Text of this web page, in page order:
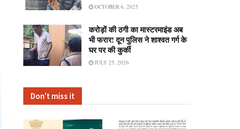
OCTOBER 6, 2025
करोड़ों की ठगी का मास्टरमाइंड अब
भी फरार! दून पुलिस ने शाश्वत गर्ग के
घर पर की कुर्की
JULY 25, 2026
Don't miss it